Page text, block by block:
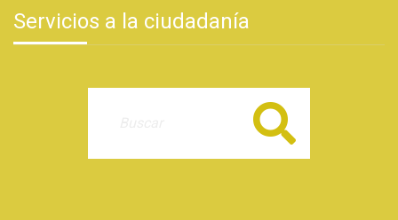
Servicios a la ciudadanía
Buscar